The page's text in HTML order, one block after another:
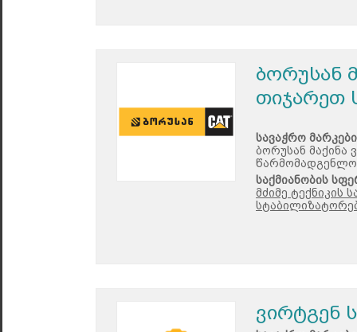
ბორუსან
თიჯარეთ
სავაჭრო
ბორუსან მაქინა
საქმიანობის
მძიმე ტექნიკის
ვირტგენ